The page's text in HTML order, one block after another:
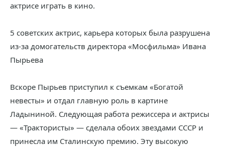
актрисе играть в кино.
5 советских актрис, карьера которых была разрушена
из-за домогательств директора «Мосфильма» Ивана
Пырьева
Вскоре Пырьев приступил к съемкам «Богатой
невесты» и отдал главную роль в картине
Ладыниной. Следующая работа режиссера и актрисы
— «Трактористы» — сделала обоих звездами СССР и
принесла им Сталинскую премию. Эту высокую